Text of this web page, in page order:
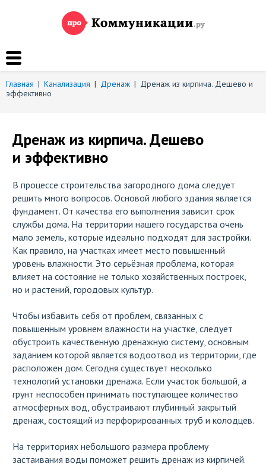
Главная | Канализация | Дренаж | Дренаж из кирпича. Дешево и
эффективно
Дренаж из кирпича. Дешево
и эффективно
В процессе строительства загородного дома следует
решить много вопросов. Основой любого здания является
фундамент. От качества его выполнения зависит срок
службы дома. На территории нашего государства очень
мало земель, которые идеально подходят для застройки.
Как правило, на участках имеет место повышенный
уровень влажности. Это серьёзная проблема, которая
влияет на состояние не только хозяйственных построек,
но и растений, городовых культур.
Чтобы избавить себя от проблем, связанных с
повышенным уровнем влажности на участке, следует
обустроить качественную дренажную систему, основным
заданием которой является водоотвод из территории, где
расположен дом. Сегодня существует несколько
технологий установки дренажа. Если участок большой, а
грунт неспособен принимать поступающее количество
атмосферных вод, обустраивают глубинный закрытый
дренаж, состоящий из перфорированных труб и колодцев.
На территориях небольшого размера проблему
застаивания воды поможет решить дренаж из кирпичей.